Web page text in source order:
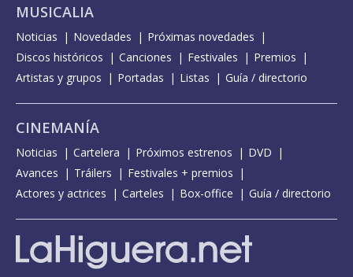
MUSICALIA
Noticias Novedades
Próximas novedades
Discos históricos
Canciones Festivales
Premios
Artistas y grupos
Portadas Listas Guía / directorio
CINEMANÍA
Noticias Cartelera Próximos estrenos
DVD
Avances
Tráilers
Festivales + premios
Actores y actrices
Carteles Box-office Guía / directorio